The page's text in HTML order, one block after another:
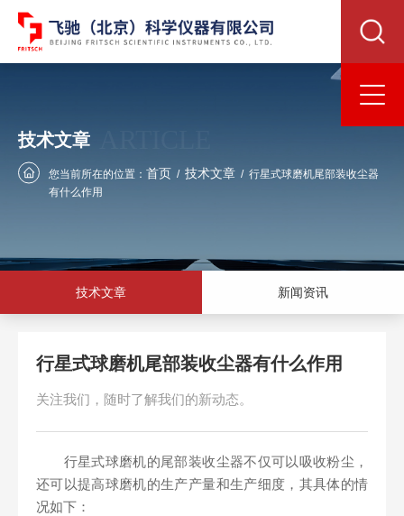
技术文章
您当前所在的位置： 首页 / 技术文章 / 行星式球磨机尾部装收尘器
有什么作用
技术文章 新闻资讯
行星式球磨机尾部装收尘器有什么作用
关注我们，随时了解我们的新动态。
行星式球磨机的尾部装收尘器不仅可以吸收粉尘，
还可以提高球磨机的生产产量和生产细度，其具体的情
况如下：